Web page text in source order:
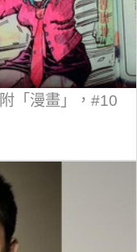
「漫畫」，#10